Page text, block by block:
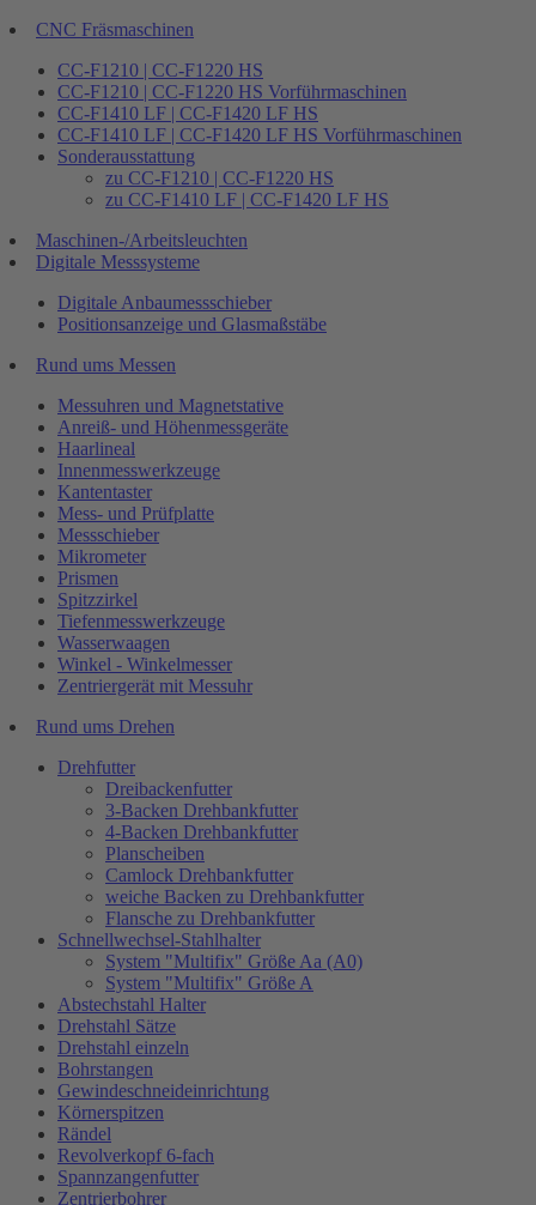
CNC Fräsmaschinen
CC-F1210 | CC-F1220 HS
CC-F1210 | CC-F1220 HS Vorführmaschinen
CC-F1410 LF | CC-F1420 LF HS
CC-F1410 LF | CC-F1420 LF HS Vorführmaschinen
Sonderausstattung
zu CC-F1210 | CC-F1220 HS
zu CC-F1410 LF | CC-F1420 LF HS
Maschinen-/Arbeitsleuchten
Digitale Messsysteme
Digitale Anbaumessschieber
Positionsanzeige und Glasmaßstäbe
Rund ums Messen
Messuhren und Magnetstative
Anreiß- und Höhenmessgeräte
Haarlineal
Innenmesswerkzeuge
Kantentaster
Mess- und Prüfplatte
Messschieber
Mikrometer
Prismen
Spitzzirkel
Tiefenmesswerkzeuge
Wasserwaagen
Winkel - Winkelmesser
Zentriergerät mit Messuhr
Rund ums Drehen
Drehfutter
Dreibackenfutter
3-Backen Drehbankfutter
4-Backen Drehbankfutter
Planscheiben
Camlock Drehbankfutter
weiche Backen zu Drehbankfutter
Flansche zu Drehbankfutter
Schnellwechsel-Stahlhalter
System "Multifix" Größe Aa (A0)
System "Multifix" Größe A
Abstechstahl Halter
Drehstahl Sätze
Drehstahl einzeln
Bohrstangen
Gewindeschneideinrichtung
Körnerspitzen
Rändel
Revolverkopf 6-fach
Spannzangenfutter
Zentrierbohrer